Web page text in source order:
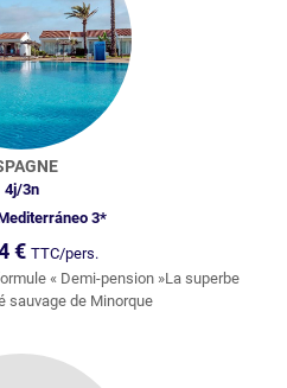
4j/3n
3*
€ TTC/pers.
« Demi-pension »La superbe
sauvage de Minorque